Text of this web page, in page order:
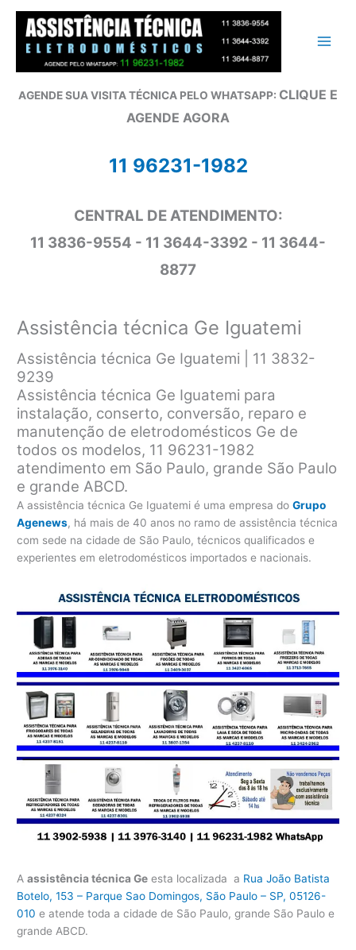
conteúdo
AGENDE SUA VISITA TÉCNICA PELO WHATSAPP: CLIQUE E
AGENDE AGORA
11 96231-1982
CENTRAL DE ATENDIMENTO:
11 3836-9554 - 11 3644-3392 - 11 3644-
8877
Assistência técnica Ge Iguatemi
Assistência técnica Ge Iguatemi | 11 3832-
9239
Assistência técnica Ge Iguatemi para
instalação, conserto, conversão, reparo e
manutenção de eletrodomésticos Ge de
todos os modelos, 11 96231-1982
atendimento em São Paulo, grande São Paulo
e grande ABCD.
A assistência técnica Ge Iguatemi é uma empresa doGrupo
Agenews, há mais de 40 anos no ramo de assistência técnica
com sede na cidade de São Paulo, técnicos qualificados e
experientes em eletrodomésticos importados e nacionais.
Aassistência técnica Ge esta localizada a Rua João Batista
Botelo, 153 – Parque Sao Domingos, São Paulo – SP, 05126-
010 e atende toda a cidade de São Paulo, grande São Paulo e
grande ABCD.